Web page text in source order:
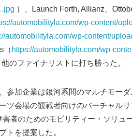
）、Launch Forth, Allianz、
automobilityla.com/wp-content/
automobilityla.com/wp-content/
（ https://automobilityla.com/wp-
のファイナリストに打ち勝った。
参加企業は銀河系間のマルチモー
ツ会場の観戦者向けのバーチャル
者のためのモビリティー・ソリュ
トを提案した。